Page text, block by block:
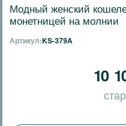
Модный женский
монетницей на молнии
Артикул:KS-379A
10